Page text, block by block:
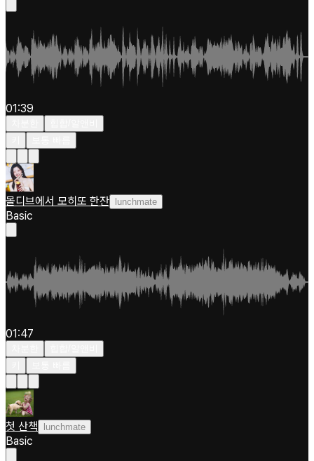
01:39
몰디브에서 모히또 한잔 lunchmate
Basic
01:47
첫 산책 lunchmate
Basic